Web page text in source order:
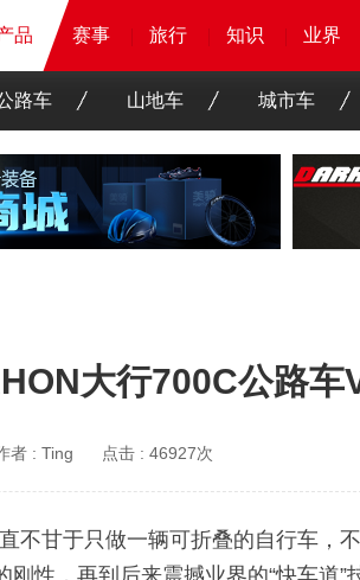
赛事 旅行 知识 业界
品 赛事 旅行 知识 业界
品 赛事 旅行 知识 业界
品 赛事 旅行 知识 业界
路车 山地车 城市车
大行700C公路车
者 : Ting 点击 : 46927次
不甘于只做一辆可折叠的自行车，
刚性，再到后来震撼业界的“快车道